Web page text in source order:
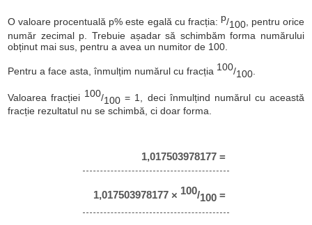
O valoare procentuală p% este egală cu fracția: p/100, pentru orice
număr zecimal p. Trebuie așadar să schimbăm forma numărului
obținut mai sus, pentru a avea un numitor de 100.
Pentru a face asta, înmulțim numărul cu fracția 100/100
Valoarea fracției 100/100 = 1, deci înmulțind numărul cu această
fracție rezultatul nu se schimbă, ci doar forma.
1,017503978177 =
1,017503978177 × 100/100 =